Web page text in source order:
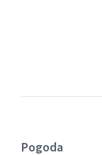
Pogoda